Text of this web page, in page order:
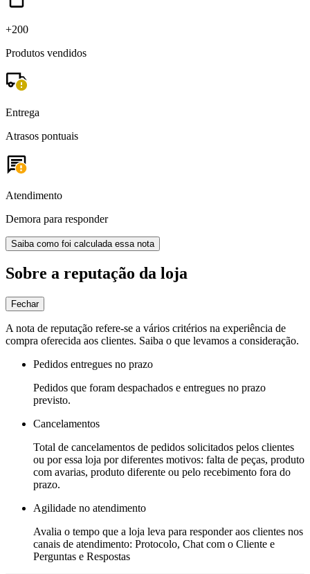
+200
Produtos vendidos
Entrega
Atrasos pontuais
Atendimento
Demora para responder
Saiba como foi calculada essa nota
Sobre a reputação da loja
Fechar
A nota de reputação refere-se a vários critérios na experiência de
compra oferecida aos clientes. Saiba o que levamos a consideração.
Pedidos entregues no prazo
Pedidos que foram despachados e entregues no prazo
previsto.
Cancelamentos
Total de cancelamentos de pedidos solicitados pelos clientes
ou por essa loja por diferentes motivos: falta de peças, produto
com avarias, produto diferente ou pelo recebimento fora do
prazo.
Agilidade no atendimento
Avalia o tempo que a loja leva para responder aos clientes nos
canais de atendimento: Protocolo, Chat com o Cliente e
Perguntas e Respostas